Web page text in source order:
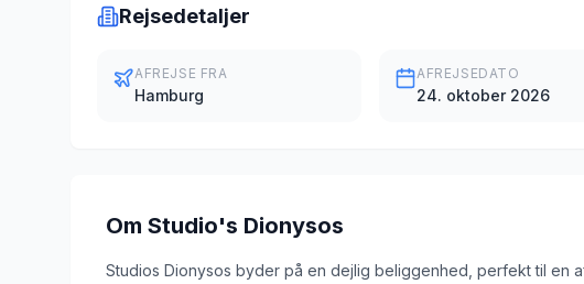
Rejsedetaljer
AFREJSE FRA
Hamburg
AFREJSEDATO
24. oktober 2026
Om Studio's Dionysos
Studios Dionysos byder på en dejlig beliggenhed, perfekt til en